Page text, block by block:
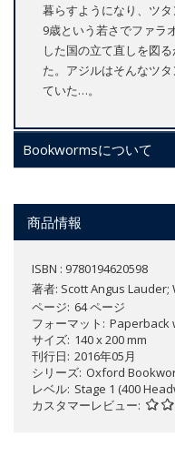
暮らすようになり、ツタ
9歳という若さでファラ
した国の立て直しを図
た。アジルはそんなツ
ていた…。
Bookwormsについて
商品情報
ISBN : 9780194620598
著者: Scott Angus
ページ 64 ページ
フォーマット
Paperback
サイズ 140 x 200 mm
刊行日 2016年05月
シリーズ Oxford
レベル Stage 1 (400
カスタマーレビュー